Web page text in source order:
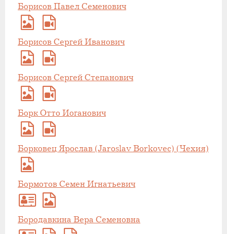
Борисов Павел Семенович
Борисов Сергей Иванович
Борисов Сергей Степанович
Борк Отто Иоганович
Борковец Ярослав (Jaroslav Borkovec) (Чехия)
Бормотов Семен Игнатьевич
Бородавкина Вера Семеновна